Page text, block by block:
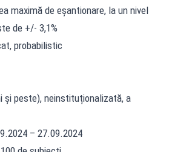
maximă de eșantionare, la un nivel
de +/- 3,1%
probabilistic
și peste), neinstituționalizată, a
– 27.09.2024